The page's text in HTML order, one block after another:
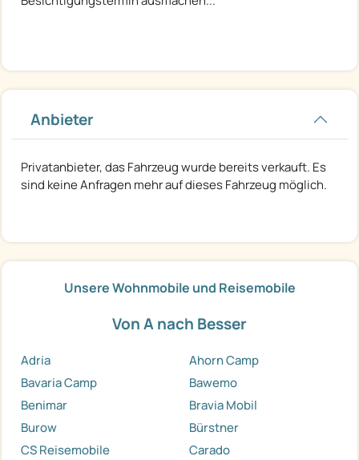
Anbieter
Privatanbieter, das Fahrzeug wurde bereits verkauft. Es
sind keine Anfragen mehr auf dieses Fahrzeug möglich.
Unsere Wohnmobile und Reisemobile
Von A nach Besser
Adria
Ahorn Camp
Bavaria Camp
Bawemo
Benimar
Bravia Mobil
Burow
Bürstner
CS Reisemobile
Carado